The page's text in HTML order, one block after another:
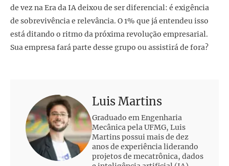
de vez na Era da IA deixou de ser diferencial: é exigência
de sobrevivência e relevância. O 1% que já entendeu isso
está ditando o ritmo da próxima revolução empresarial.
Sua empresa fará parte desse grupo ou assistirá de fora?
Luis Martins
Graduado em Engenharia
Mecânica pela UFMG, Luis
Martins possui mais de dez
anos de experiência liderando
projetos de mecatrônica, dados